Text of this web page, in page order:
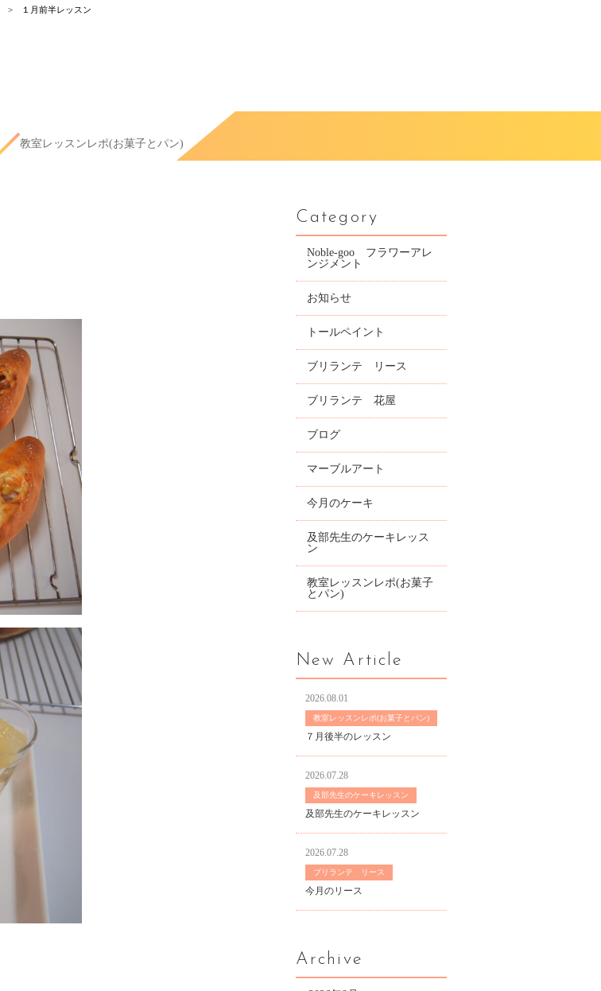
１月前半レッスン
教室レッスンレポ(お菓子とパン)
Category
Noble-goo フラワーアレ
ンジメント
お知らせ
トールペイント
ブリランテ リース
ブリランテ 花屋
ブログ
マーブルアート
今月のケーキ
及部先生のケーキレッス
ン
教室レッスンレポ(お菓子
とパン)
New Article
2026.08.01
教室レッスンレポ(お菓子とパン)
７月後半のレッスン
2026.07.28
及部先生のケーキレッスン
及部先生のケーキレッスン
2026.07.28
ブリランテ リース
今月のリース
Archive